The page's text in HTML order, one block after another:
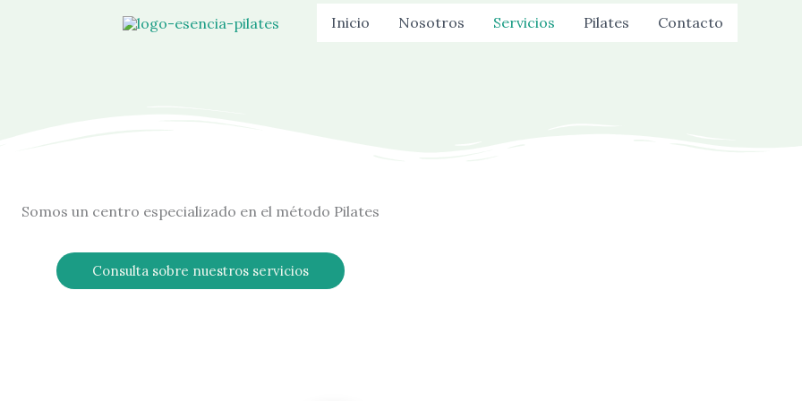
Inicio Nosotros Servicios Pilates Contacto
Somos un centro especializado en el método Pilates
Consulta sobre nuestros servicios